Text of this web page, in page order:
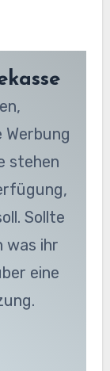
Werbung
stehen
Sollte
was ihr
eine